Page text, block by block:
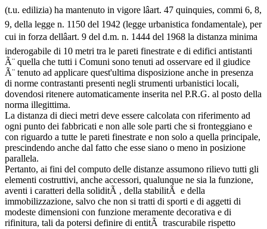
(t.u. edilizia) ha mantenuto in vigore lâart. 47 quinquies, commi 6, 8,
9, della legge n. 1150 del 1942 (legge urbanistica fondamentale), per
cui in forza dellâart. 9 del d.m. n. 1444 del 1968 la distanza minima
inderogabile di 10 metri tra le pareti finestrate e di edifici antistanti
Ã¨ quella che tutti i Comuni sono tenuti ad osservare ed il giudice
Ã¨ tenuto ad applicare quest'ultima disposizione anche in presenza
di norme contrastanti presenti negli strumenti urbanistici locali,
dovendosi ritenere automaticamente inserita nel P.R.G. al posto della
norma illegittima.
La distanza di dieci metri deve essere calcolata con riferimento ad
ogni punto dei fabbricati e non alle sole parti che si fronteggiano e
con riguardo a tutte le pareti finestrate e non solo a quella principale,
prescindendo anche dal fatto che esse siano o meno in posizione
parallela.
Pertanto, ai fini del computo delle distanze assumono rilievo tutti gli
elementi costruttivi, anche accessori, qualunque ne sia la funzione,
aventi i caratteri della soliditÃ , della stabilitÃ e della
immobilizzazione, salvo che non si tratti di sporti e di aggetti di
modeste dimensioni con funzione meramente decorativa e di
rifinitura, tali da potersi definire di entitÃ trascurabile rispetto